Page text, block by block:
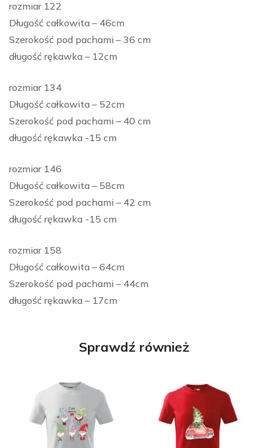
rozmiar 122
Długość całkowita – 46cm
Szerokość pod pachami – 36 cm
długość rękawka – 12cm
rozmiar 134
Długość całkowita – 52cm
Szerokość pod pachami – 40 cm
długość rękawka -15 cm
rozmiar 146
Długość całkowita – 58cm
Szerokość pod pachami – 42 cm
długość rękawka -15 cm
rozmiar 158
Długość całkowita – 64cm
Szerokość pod pachami – 44cm
długość rękawka – 17cm
Sprawdź również